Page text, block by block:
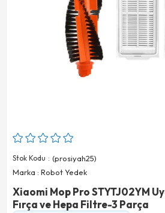
Stok Kodu
(prosiyah25)
Marka : Robot Yedek
Xiaomi Mop Pro STYTJ02YM
Fırça ve Hepa Filtre-3 Parça